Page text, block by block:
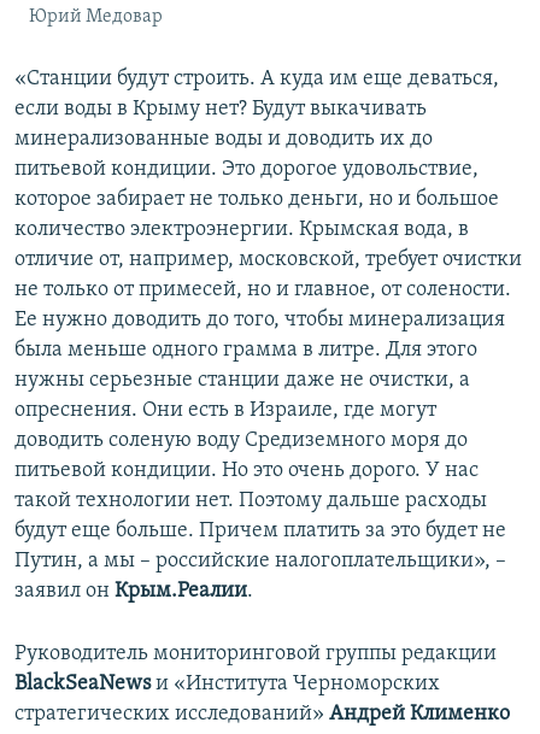
Юрий Медовар
«Станции будут строить. А куда им еще деваться,
если воды в Крыму нет? Будут выкачивать
минерализованные воды и доводить их до
питьевой кондиции. Это дорогое удовольствие,
которое забирает не только деньги, но и большое
количество электроэнергии. Крымская вода, в
отличие от, например, московской, требует очистки
не только от примесей, но и главное, от солености.
Ее нужно доводить до того, чтобы минерализация
была меньше одного грамма в литре. Для этого
нужны серьезные станции даже не очистки, а
опреснения. Они есть в Израиле, где могут
доводить соленую воду Средиземного моря до
питьевой кондиции. Но это очень дорого. У нас
такой технологии нет. Поэтому дальше расходы
будут еще больше. Причем платить за это будет не
Путин, а мы – российские налогоплательщики», –
заявил он Крым.Реалии.
Руководитель мониторинговой группы редакции
BlackSeaNewsи «Института Черноморских
стратегических исследований» Андрей Клименко